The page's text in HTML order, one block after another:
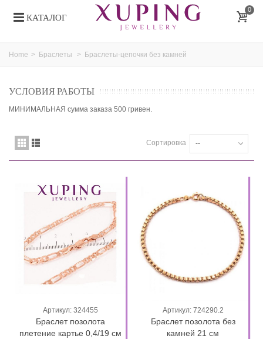
КАТАЛОГ
0
Home > Браслеты > Браслеты-цепочки без камней
УСЛОВИЯ РАБОТЫ
МИНИМАЛЬНАЯ сумма заказа 500 гривен.
Сортировка --
Артикул: 324455
Браслет позолота
плетение картье 0,4/19 см
Артикул: 724290.2
Браслет позолота без
камней 21 см